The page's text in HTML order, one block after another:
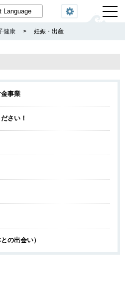
閲覧機能
健康 > 妊娠・出産
事業
さい！
の出会い）